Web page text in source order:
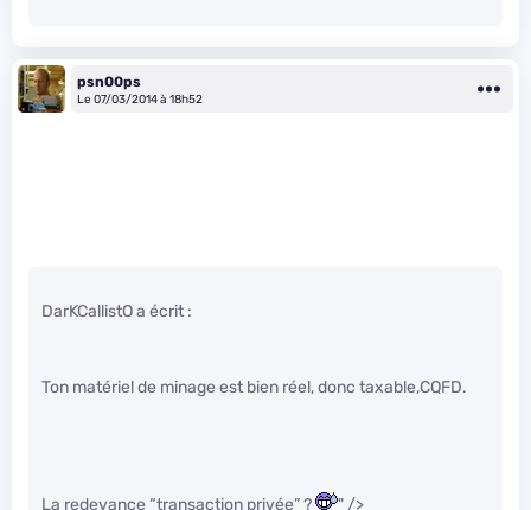
psn00ps
Le 07/03/2014 à 18h52
DarKCallistO a écrit :
Ton matériel de minage est bien réel, donc taxable,CQFD.
La redevance “transaction privée” ? " />